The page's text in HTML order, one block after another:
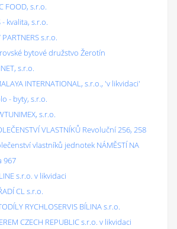
FOOD, s.r.o.
- kvalita, s.r.o.
PARTNERS s.r.o.
bytové družstvo Žerotín
s.r.o.
INTERNATIONAL, s.r.o., 'v likvidaci'
- byty, s.r.o.
s.r.o.
VLASTNÍKŮ Revoluční 256, 258
vlastníků jednotek NÁMĚSTÍ NA
967
s.r.o. v likvidaci
CL s.r.o.
RYCHLOSERVIS BÍLINA s.r.o.
CZECH REPUBLIC s.r.o. v likvidaci